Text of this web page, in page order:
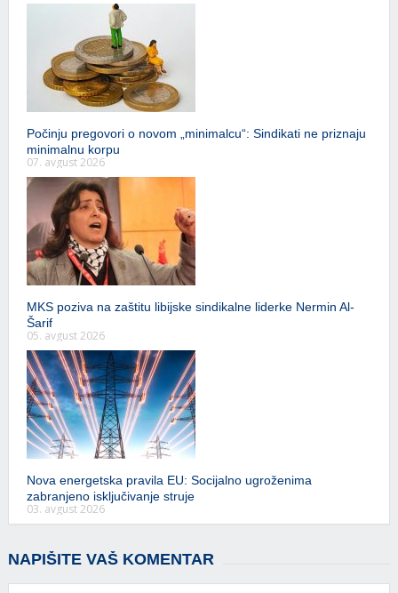
Počinju pregovori o novom „minimalcu“: Sindikati ne priznaju
minimalnu korpu
07. avgust 2026
MKS poziva na zaštitu libijske sindikalne liderke Nermin Al-
Šarif
05. avgust 2026
Nova energetska pravila EU: Socijalno ugroženima
zabranjeno isključivanje struje
03. avgust 2026
NAPIŠITE VAŠ KOMENTAR